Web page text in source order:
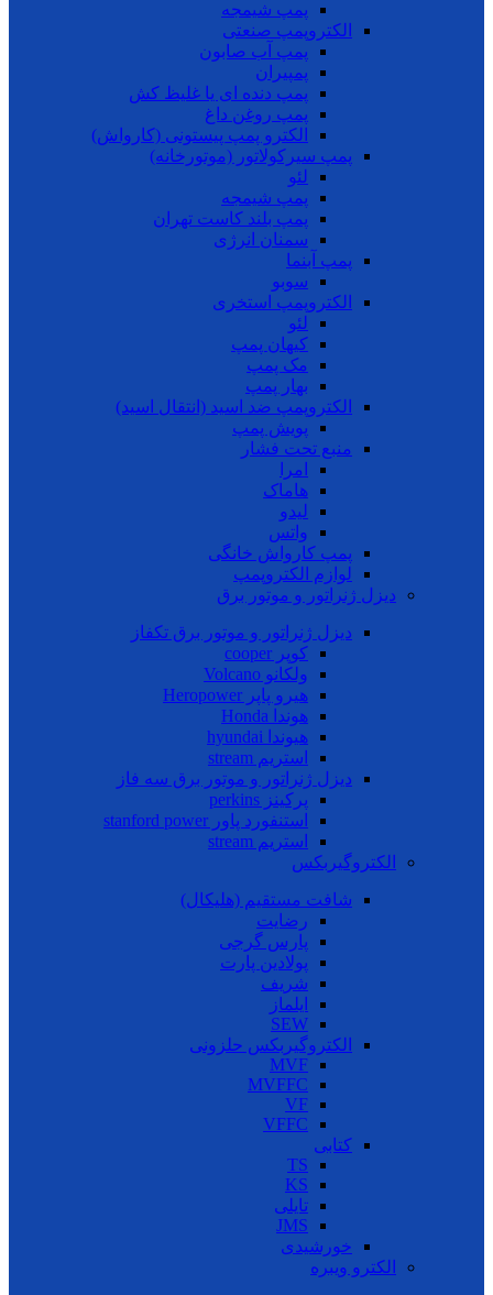
پمپ شیمجه
الکتروپمپ صنعتی
پمپ آب صابون
پمپیران
پمپ دنده ای یا غلیظ کش
پمپ روغن داغ
الکترو پمپ پیستونی (کارواش)
پمپ سیرکولاتور (موتورخانه)
لئو
پمپ شیمجه
پمپ بلند کاست تهران
سمنان انرژی
پمپ آبنما
سوبو
الکتروپمپ استخری
لئو
کیهان پمپ
مک پمپ
بهار پمپ
الکتروپمپ ضد اسید (انتقال اسید)
پویش پمپ
منبع تحت فشار
امرا
هاماک
لیدو
واتس
پمپ کارواش خانگی
لوازم الکتروپمپ
دیزل ژنراتور و موتور برق
دیزل ژنراتور و موتور برق تکفاز
کوپر cooper
ولکانو Volcano
هیرو پاپر Heropower
هوندا Honda
هیوندا hyundai
استریم stream
دیزل ژنراتور و موتور برق سه فاز
پرکینز perkins
استنفورد پاور stanford power
استریم stream
الکتروگیربکس
شافت مستقیم (هلیکال)
رضایت
پارس گرجی
پولادین پارت
شریف
ایلماز
SEW
الکتروگیربکس حلزونی
MVF
MVFFC
VF
VFFC
کتابی
TS
KS
تایلی
JMS
خورشیدی
الکترو ویبره